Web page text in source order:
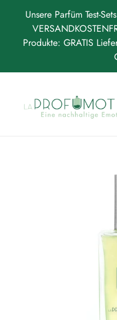
Unsere Parfüm Test-
Produkte: GRATIS